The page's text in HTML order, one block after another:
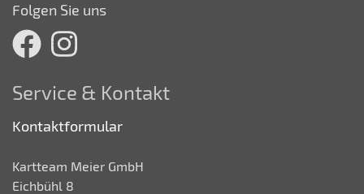
Folgen Sie uns
Service & Kontakt
Kontaktformular
Kartteam Meier GmbH
Eichbühl 8